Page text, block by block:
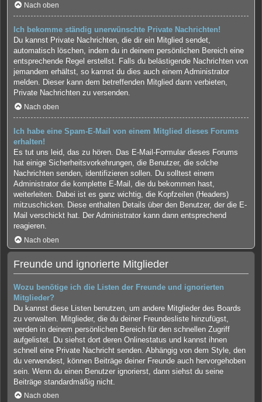
Nach oben
Ich bekomme ständig unerwünschte Private Nachrichten!
Du kannst Private Nachrichten, die dir ein Mitglied sendet,
automatisch löschen, indem du in deinem persönlichen Bereich eine
entsprechende Regel erstellst. Falls du belästigende Nachrichten von
jemandem erhältst, so kannst du dies auch einem Administrator
melden. Dieser kann dem betreffenden Mitglied dann verbieten,
Private Nachrichten zu versenden.
Nach oben
Ich habe eine Spam-E-Mail von einem Mitglied dieses Forums
erhalten!
Es tut uns leid, das zu hören. Das E-Mail-Formular dieses Forums
hat einige Sicherheitsvorkehrungen, die Benutzer, die solche
Nachrichten senden, identifizieren sollen. Du solltest einem
Administrator die komplette E-Mail, die du bekommen hast,
weiterleiten. Dabei ist es ganz wichtig, die Kopfzeilen (Headers)
mitzuschicken. Diese enthalten Details über den Benutzer, der die E-
Mail verschickt hat. Der Administrator kann dann entsprechend
reagieren.
Nach oben
Freunde und ignorierte Mitglieder
Wozu benötige ich die Listen der Freunde und ignorierten
Mitglieder?
Du kannst diese Listen benutzen, um andere Mitglieder des Boards
zu verwalten. Mitglieder, die du deiner Freundesliste hinzufügst,
werden in deinem persönlichen Bereich für den schnellen Zugriff
aufgelistet. Du siehst dort deren Onlinestatus und kannst ihnen
schnell eine Private Nachricht senden. Abhängig von dem Style, den
du verwendest, können Beiträge deiner Freunde auch hervorgehoben
sein. Wenn du einen Benutzer ignorierst, dann siehst du seine
Beiträge standardmäßig nicht.
Nach oben